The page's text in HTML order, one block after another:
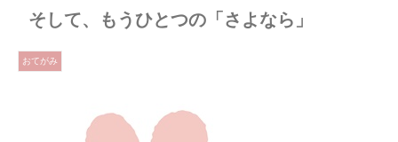
そして、もうひとつの「さよなら」
おてがみ